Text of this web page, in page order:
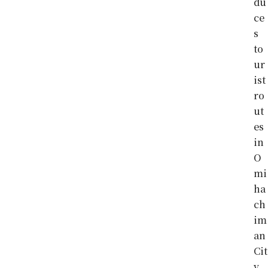
ce
s
to
ur
ist
ro
ut
es
in
O
mi
ha
ch
im
an
Cit